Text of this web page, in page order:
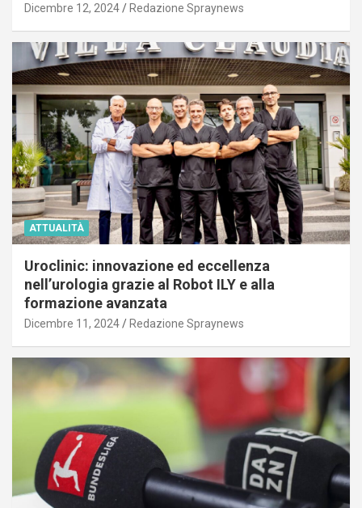
Dicembre 12, 2024 Redazione Spraynews
ATTUALITÀ
Uroclinic: innovazione ed eccellenza
nell’urologia grazie al Robot ILY e alla
formazione avanzata
Dicembre 11, 2024 Redazione Spraynews